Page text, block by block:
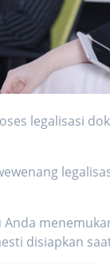
legalisasi
disiapkan